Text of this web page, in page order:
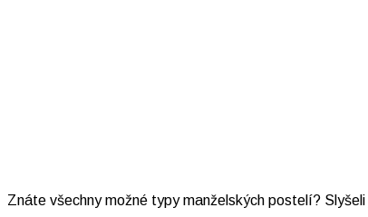
Znáte všechny možné typy manželských postelí?